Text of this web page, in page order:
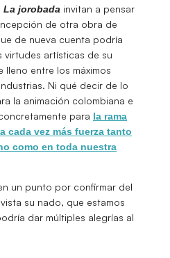
La jorobada invitan a pensar
de otra obra de
de nueva cuenta podría
virtudes artísticas de su
lleno entre los máximos
Ni qué decir de lo
la animación colombiana e
para la rama
cada vez más fuerza tanto
como en toda nuestra
un punto por confirmar del
su nado, que estamos
dar múltiples alegrías al